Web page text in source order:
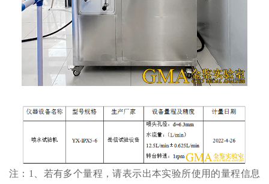
注：1、若有多个量程，请表示出本实验所使用的量程信息